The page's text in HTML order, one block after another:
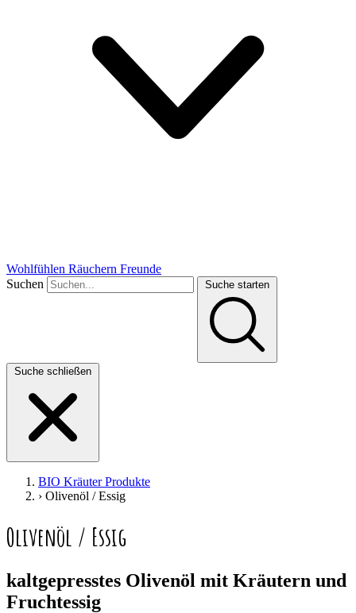
Wohlfühlen Räuchern Freunde
Suchen
Suche starten
Suche schließen
BIO Kräuter Produkte
› Olivenöl / Essig
Olivenöl / Essig
kaltgepresstes Olivenöl mit Kräutern und
Fruchtessig